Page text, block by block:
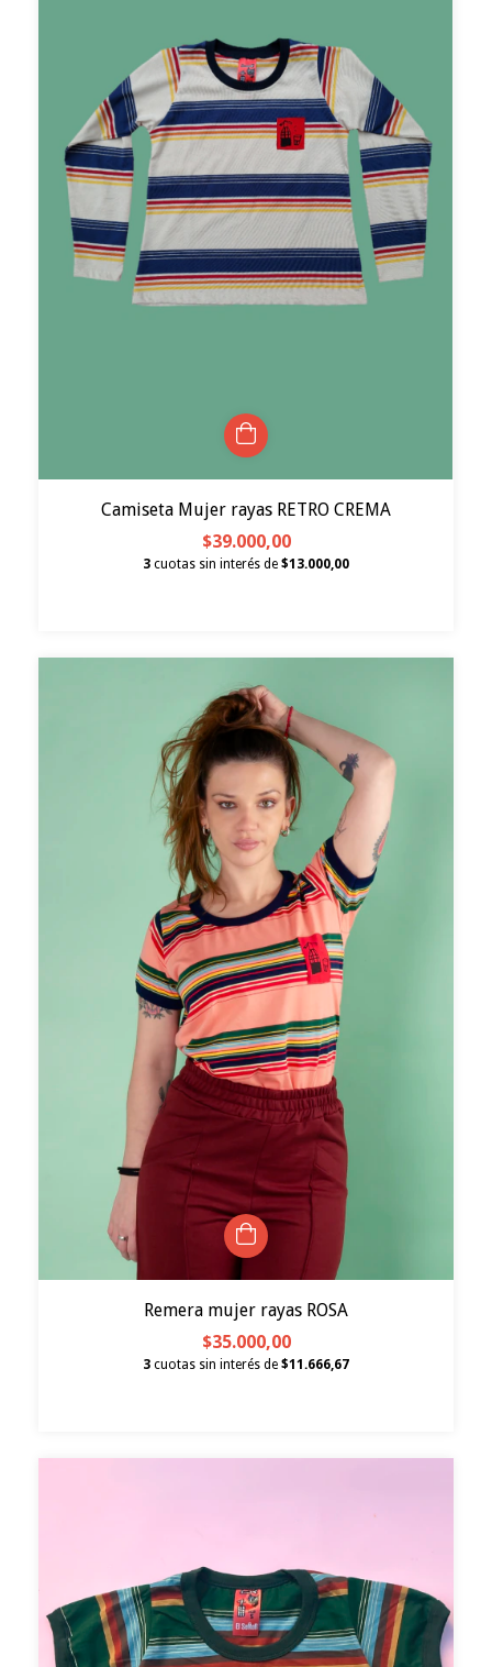
Camiseta Mujer rayas RETRO CREMA
$39.000,00
3 cuotas sin interés de $13.000,00
Remera mujer rayas ROSA
$35.000,00
3 cuotas sin interés de $11.666,67